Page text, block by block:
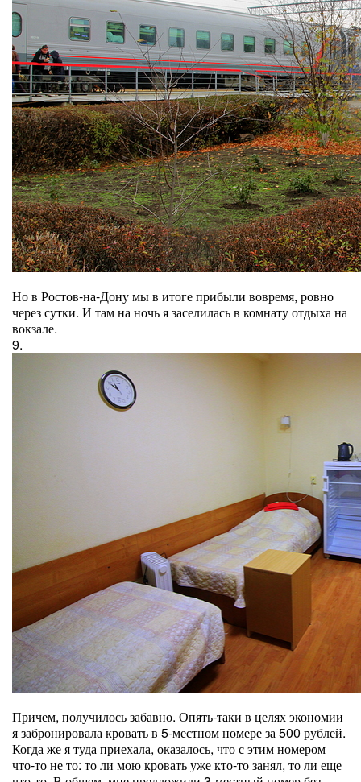
Но в Ростов-на-Дону мы в итоге прибыли вовремя, ровно
через сутки. И там на ночь я заселилась в комнату отдыха на
вокзале.
9.
Причем, получилось забавно. Опять-таки в целях экономии
я забронировала кровать в 5-местном номере за 500 рублей.
Когда же я туда приехала, оказалось, что с этим номером
что-то не то: то ли мою кровать уже кто-то занял, то ли еще